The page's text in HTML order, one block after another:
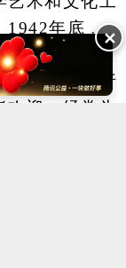
1942年底﹐
评"专栏，由
料翔实、分析
迎，经常为
✕